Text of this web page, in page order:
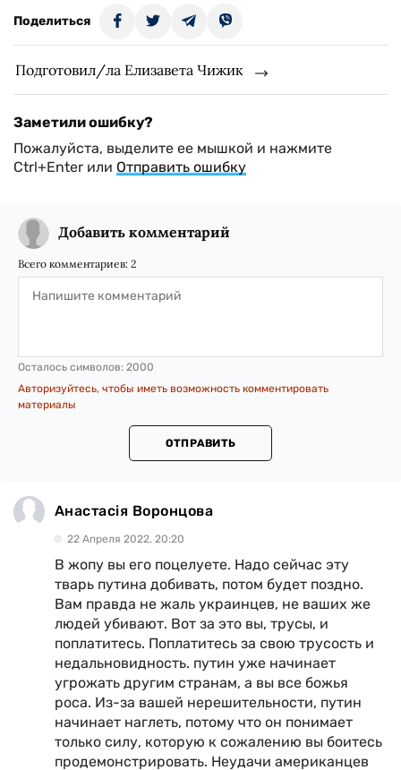
Поделиться
Подготовил/ла Елизавета Чижик
Заметили ошибку?
Пожалуйста, выделите ее мышкой и нажмите
Ctrl+Enter или Отправить ошибку
Добавить комментарий
Всего комментариев: 2
Осталось символов: 2000
Авторизуйтесь, чтобы иметь возможность комментировать
материалы
ОТПРАВИТЬ
Анастасія Воронцова
22 Апреля 2022, 20:20
В жопу вы его поцелуете. Надо сейчас эту
тварь путина добивать, потом будет поздно.
Вам правда не жаль украинцев, не ваших же
людей убивают. Вот за это вы, трусы, и
поплатитесь. Поплатитесь за свою трусость и
недальновидность. путин уже начинает
угрожать другим странам, а вы все божья
роса. Из-за вашей нерешительности, путин
начинает наглеть, потому что он понимает
только силу, которую к сожалению вы боитесь
продемонстрировать. Неудачи американцев